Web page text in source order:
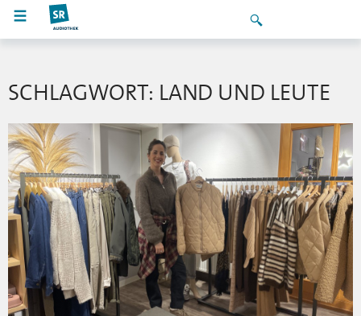
SCHLAGWORT: LAND UND LEUTE